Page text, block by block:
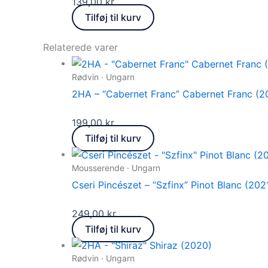
Tilføj til kurv
Relaterede varer
Rødvin · Ungarn
2HA – “Cabernet Franc” Cabernet Franc
199,00kr.
Tilføj til kurv
Mousserende · Ungarn
Cseri Pincészet – “Szfinx” Pinot Blanc
249,00kr.
Tilføj til kurv
Rødvin · Ungarn